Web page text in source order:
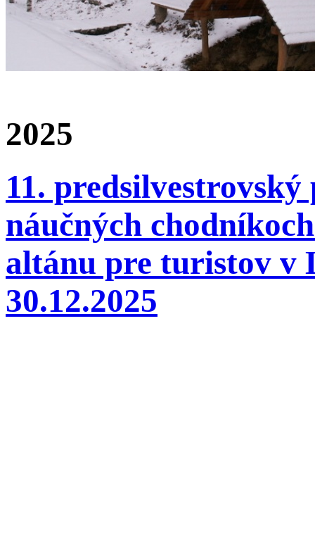
2025
11.
náučných
altánu pre turistov v
30.12.2025